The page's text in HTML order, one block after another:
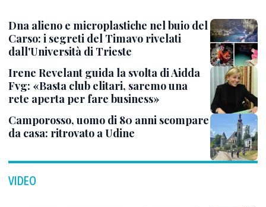
Dna alieno e microplastiche nel buio del
Carso: i segreti del Timavo rivelati
dall'Università di Trieste
Irene Revelant guida la svolta di Aidda
Fvg: «Basta club elitari, saremo una
rete aperta per fare business»
Camporosso, uomo di 80 anni scompare
da casa: ritrovato a Udine
VIDEO